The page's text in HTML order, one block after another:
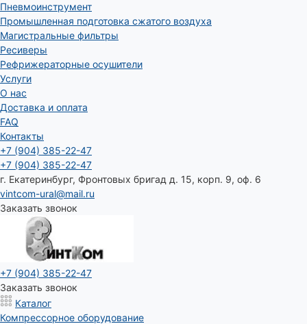
Пневмоинструмент
Промышленная подготовка сжатого воздуха
Магистральные фильтры
Ресиверы
Рефрижераторные осушители
Услуги
О нас
Доставка и оплата
FAQ
Контакты
+7 (904) 385-22-47
+7 (904) 385-22-47
г. Екатеринбург, Фронтовых бригад д. 15, корп. 9, оф. 6
vintcom-ural@mail.ru
Заказать звонок
+7 (904) 385-22-47
Заказать звонок
Каталог
Компрессорное оборудование